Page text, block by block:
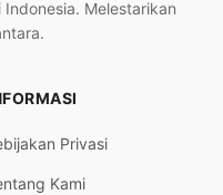
Melestarikan
Privasi
Kami